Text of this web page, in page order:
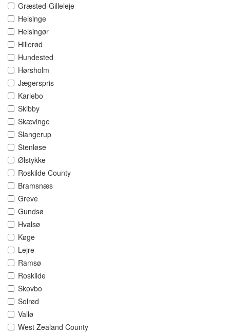
Græsted-Gilleleje
Helsinge
Helsingør
Hillerød
Hundested
Hørsholm
Jægerspris
Karlebo
Skibby
Skævinge
Slangerup
Stenløse
Ølstykke
Roskilde County
Bramsnæs
Greve
Gundsø
Hvalsø
Køge
Lejre
Ramsø
Roskilde
Skovbo
Solrød
Vallø
West Zealand County